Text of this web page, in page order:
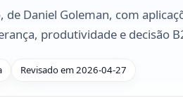
de Daniel Goleman, com
produtividade e decisão
Revisado em 2026-04-27